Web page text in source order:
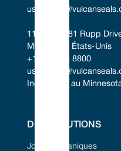
11401-11481 Rupp
Minnesota, États-Unis
+1 952 955 8800
Incorporée au
DES SOLUTIONS
Joints mécaniques